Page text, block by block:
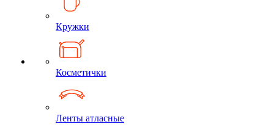
Кружки
Косметички
Ленты атласные